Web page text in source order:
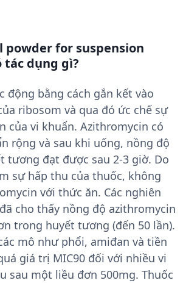
powder for suspension
tác dụng gì?
động bằng cách gắn kết vào
ribosom và qua đó ức chế sự
của vi khuẩn. Azithromycin có
rộng và sau khi uống, nồng độ
tương đạt được sau 2-3 giờ. Do
sự hấp thu của thuốc, không
với thức ăn. Các nghiên
cho thấy nồng độ azithromycin
trong huyết tương (đến 50 lần).
mô như phổi, amiđan và tiền
giá trị MIC90 đối với nhiều vi
sau một liều đơn 500mg. Thuốc